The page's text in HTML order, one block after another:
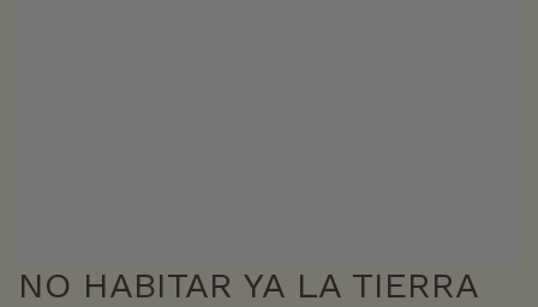
NO HABITAR YA LA TIERRA